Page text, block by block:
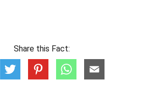
Share this Fact: